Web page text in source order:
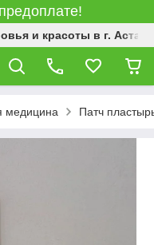
и красоты в г. Астана
медицина Патч